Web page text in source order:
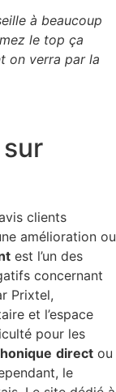
à beaucoup
le top ça
on verra par la
sur
clients
amélioration ou
est l’un des
concernant
Prixtel,
et l’espace
pour les
direct ou
le